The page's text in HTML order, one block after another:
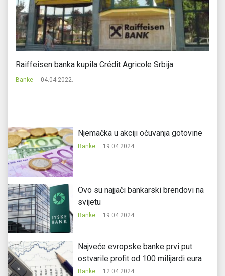
Raiffeisen banka kupila Crédit Agricole Srbija
Banke 04.04.2022.
Njemačka u akciji očuvanja gotovine
Banke 19.04.2024.
Ovo su najjači bankarski brendovi na
svijetu
Banke 19.04.2024.
Najveće evropske banke prvi put
ostvarile profit od 100 milijardi eura
Banke 12.04.2024.